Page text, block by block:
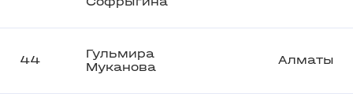
44
Гульмира
Муканова
Алматы